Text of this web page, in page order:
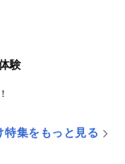
験
特集をもっと見る